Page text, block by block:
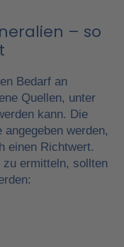
– so
Bedarf an
Quellen, unter
kann. Die
werden,
einen Richtwert.
zu ermitteln, sollten